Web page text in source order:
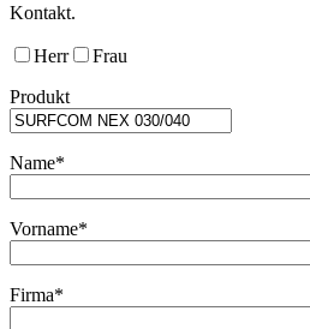
Kontakt.
Herr
Frau
Produkt
Name*
Vorname*
Firma*